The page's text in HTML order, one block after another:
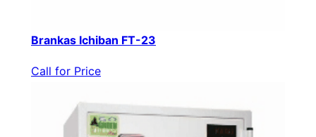
Brankas Ichiban FT-23
Call for Price